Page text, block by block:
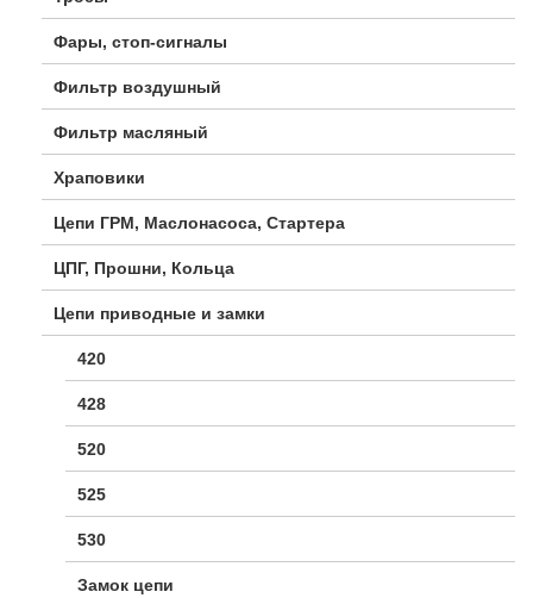
Фары, стоп-сигналы
Фильтр воздушный
Фильтр масляный
Храповики
Цепи ГРМ, Маслонасоса, Стартера
ЦПГ, Прошни, Кольца
Цепи приводные и замки
420
428
520
525
530
Замок цепи